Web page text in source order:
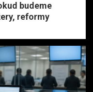
budeme
reformy